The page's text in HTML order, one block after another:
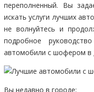
переполненный. Вы
искать услуги лучших
не волнуйтесь и
подробное
автомобили с шофером в
Вы недавно в городе: